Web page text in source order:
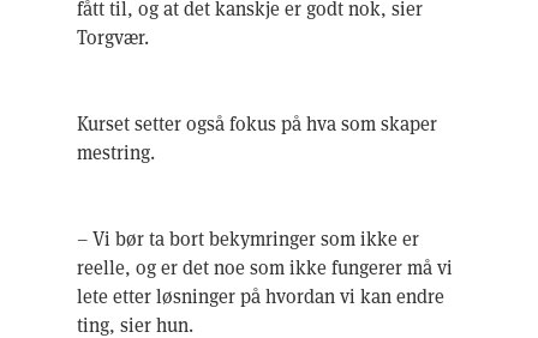
fått til, og at det kanskje er godt nok, sier
Torgvær.
Kurset setter også fokus på hva som skaper
mestring.
– Vi bør ta bort bekymringer som ikke er
reelle, og er det noe som ikke fungerer må vi
lete etter løsninger på hvordan vi kan endre
ting, sier hun.